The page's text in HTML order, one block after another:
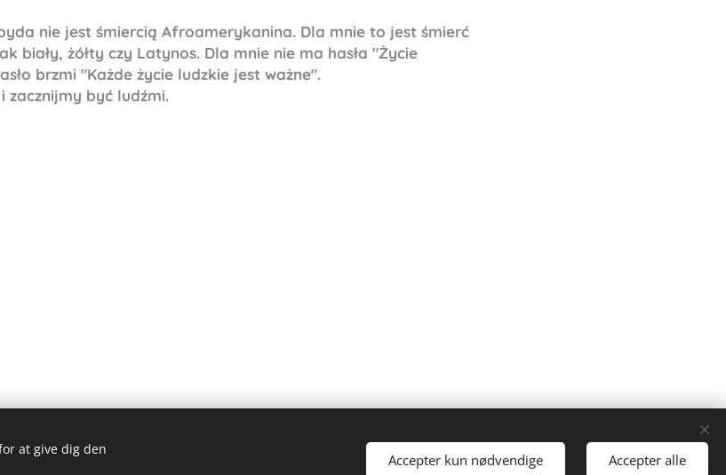
nie jest śmiercią Afroamerykanina. Dla mnie to jest śmierć
biały, żółty czy Latynos. Dla mnie nie ma hasła "Życie
brzmi "Każde życie ludzkie jest ważne".
zacznijmy być ludźmi.
Drevet af Webnode
at give dig den
Accepter kun nødvendige Accepter alle